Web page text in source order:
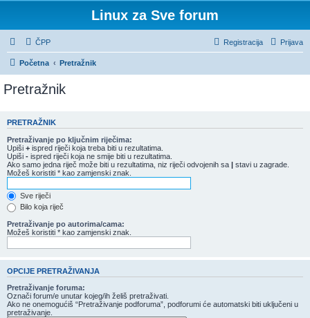
Linux za Sve forum
ČPP Prijava
Registracija
Početna Pretražnik
Pretražnik
PRETRAŽNIK
Pretraživanje po ključnim riječima:
Upiši + ispred riječi koja treba biti u rezultatima.
Upiši - ispred riječi koja ne smije biti u rezultatima.
Ako samo jedna riječ može biti u rezultatima, niz riječi odvojenih sa | stavi u zagrade.
Možeš koristiti * kao zamjenski znak.
Sve riječi
Bilo koja riječ
Pretraživanje po autorima/cama:
Možeš koristiti * kao zamjenski znak.
OPCIJE PRETRAŽIVANJA
Pretraživanje foruma:
Označi forum/e unutar kojeg/ih želiš pretraživati.
Ako ne onemogućiš “Pretraživanje podforuma”, podforumi će automatski biti uključeni u
pretraživanje.